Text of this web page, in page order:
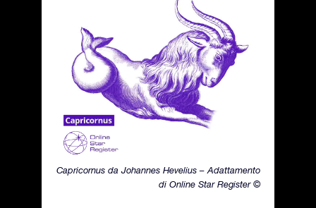
Capricornus da Johannes Hevelius – Adattamento
di Online Star Register ©